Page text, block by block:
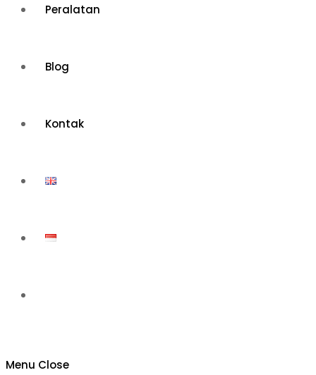
Peralatan
Blog
Kontak
Menu Close